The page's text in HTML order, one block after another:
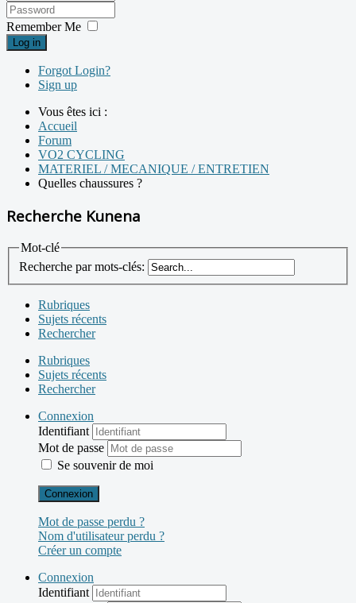
Remember Me
Log in
Forgot Login?
Sign up
Vous êtes ici :
Accueil
Forum
VO2 CYCLING
MATERIEL / MECANIQUE / ENTRETIEN
Quelles chaussures ?
Recherche Kunena
Mot-clé
Recherche par mots-clés:
Rubriques
Sujets récents
Rechercher
Rubriques
Sujets récents
Rechercher
Connexion
Identifiant
Mot de passe
Se souvenir de moi
Connexion
Mot de passe perdu ?
Nom d'utilisateur perdu ?
Créer un compte
Connexion
Identifiant